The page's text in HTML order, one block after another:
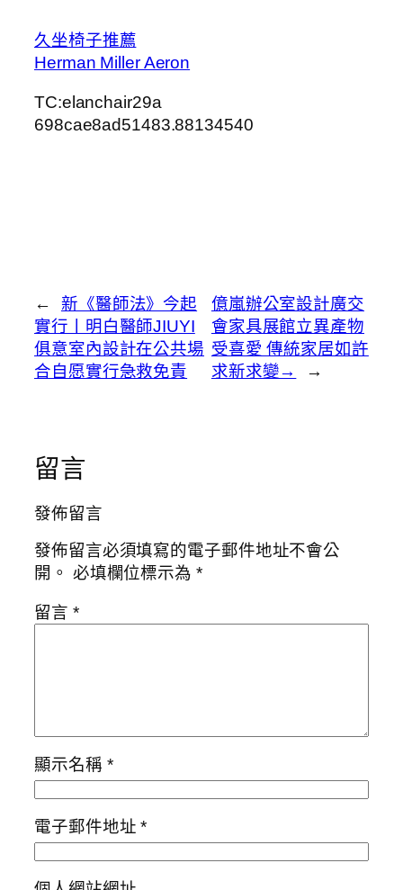
久坐椅子推薦
Herman Miller Aeron
TC:elanchair29a
698cae8ad51483.88134540
←
新《醫師法》今起
實行丨明白醫師JIUYI
俱意室內設計在公共場
合自愿實行急救免責
億嵐辦公室設計廣交
會家具展館立異產物
受喜愛 傳統家居如許
求新求變→
→
留言
發佈留言
發佈留言必須填寫的電子郵件地址不會公
開。 必填欄位標示為 *
留言 *
顯示名稱 *
電子郵件地址*